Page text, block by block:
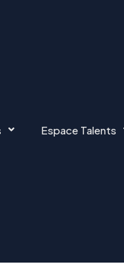
Espace Talents